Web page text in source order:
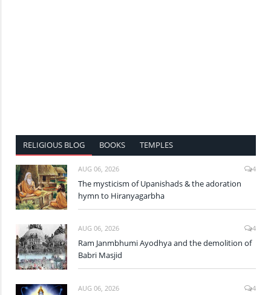
RELIGIOUS BLOG BOOKS TEMPLES
AUG 06, 2026 4
The mysticism of Upanishads & the adoration
hymn to Hiranyagarbha
AUG 06, 2026 4
Ram Janmbhumi Ayodhya and the demolition of
Babri Masjid
AUG 06, 2026 4